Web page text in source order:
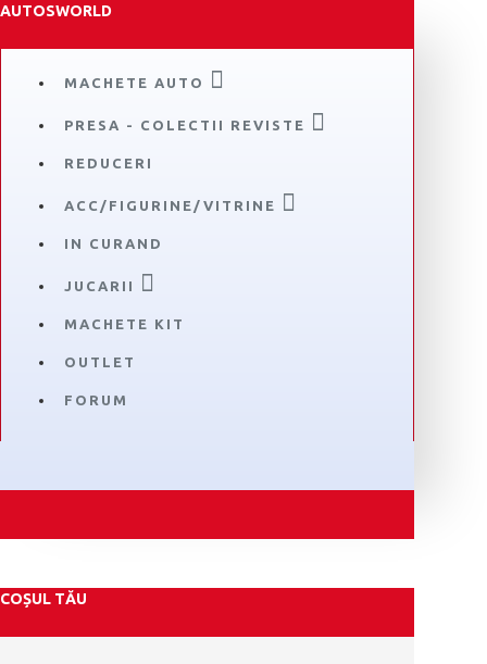
AUTOSWORLD
MACHETE AUTO
PRESA - COLECTII REVISTE
REDUCERI
ACC/FIGURINE/VITRINE
IN CURAND
JUCARII
MACHETE KIT
OUTLET
FORUM
COȘUL TĂU